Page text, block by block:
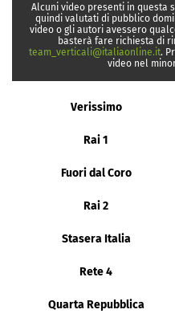
Alcuni video presenti in questa
quindi valutati di pubblico
video o gli autori avessero
basterà fare richiesta di
team_verticali@italiaonline.it.
video nel
Verissimo
Rai 1
Fuori dal Coro
Rai 2
Stasera Italia
Rete 4
Quarta Repubblica